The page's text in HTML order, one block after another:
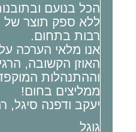
הכל בנועם
ללא ספק תוצר של
רבות בתחום.
אנו מלאי הערכה
האוזן הקשובה,
וההתנהלות
ממליצים בחום!
יעקב ודפנה סיגל,
גוגל